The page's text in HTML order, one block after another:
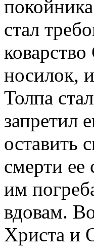
стал
носилок,
Толпа
запретил
оставить
смерти ее
им
вдовам.
Христа и